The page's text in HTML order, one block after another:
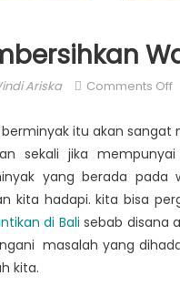
Ariska Comments Offon
itu akan
sekali jika
yang berada
kita hadapi. kita bisa
di Bali sebab disana
masalah yang
kita.